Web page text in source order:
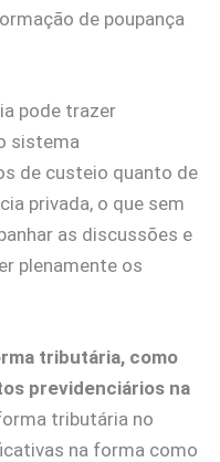
de poupança
pode trazer
sistema
de custeio quanto de
privada, o que sem
as discussões e
plenamente os
tributária, como
previdenciários na
tributária no
na forma como